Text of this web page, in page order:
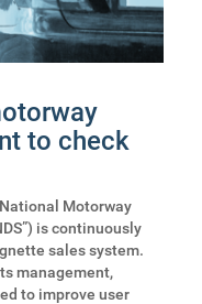
to check
Motorway
is continuously
sales system.
management,
to improve user